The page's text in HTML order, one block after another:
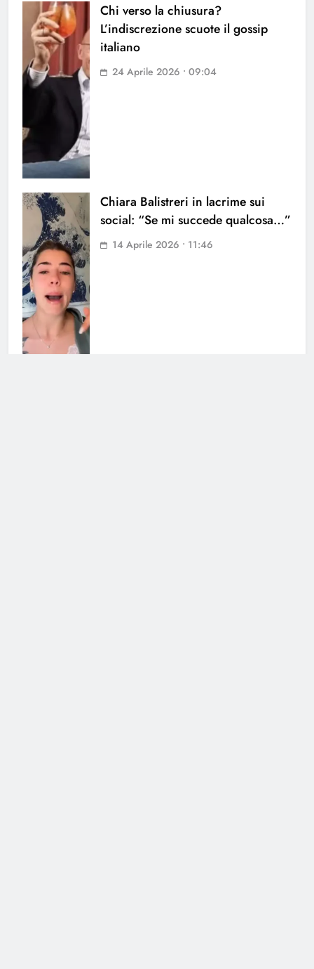
Chi verso la chiusura?
L’indiscrezione scuote il gossip
italiano
24 Aprile 2026 • 09:04
Chiara Balistreri in lacrime sui
social: “Se mi succede qualcosa…”
14 Aprile 2026 • 11:46